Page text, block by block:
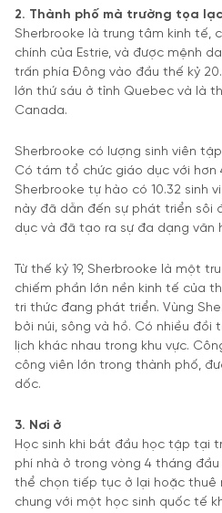
2. Thành phố mà trường tọa lạc
Sherbrooke là trung tâm kinh tế,
chính của Estrie, và được mệnh
trấn phía Đông vào đầu thế kỷ
lớn thứ sáu ở tỉnh Quebec và là
Canada.
Sherbrooke có lượng sinh viên
Có tám tổ chức giáo dục với hơn
Sherbrooke tự hào có 10.32 sinh
này đã dẫn đến sự phát triển sôi
dục và đã tạo ra sự đa dạng văn
Từ thế kỷ 19, Sherbrooke là một
chiếm phần lớn nền kinh tế của
tri thức đang phát triển. Vùng
bởi núi, sông và hồ. Có nhiều
lịch khác nhau trong khu vực.
công viên lớn trong thành phố,
dốc.
3. Nơi ở
Học sinh khi bắt đầu học tập tại
phí nhà ở trong vòng 4 tháng
thể chọn tiếp tục ở lại hoặc thuê
chung với một học sinh quốc tế